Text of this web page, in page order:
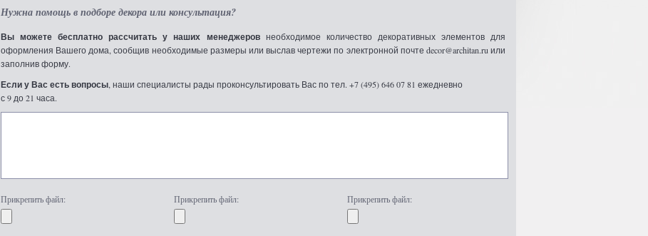
Нужна помощь в подборе декора или консультация?
Вы можете бесплатно рассчитать у наших менеджеровнеобходимое количество декоративных элементов для
оформления Вашего дома, сообщив необходимые размеры или выслав чертежи по электронной почте decor@architan.ru или
заполнив форму.
Если у Вас есть вопросы , наши специалисты рады проконсультировать Вас по тел. +7 (495) 646 07 81 ежедневно
с 9 до 21 часа.
Прикрепить файл: Прикрепить файл: Прикрепить файл: